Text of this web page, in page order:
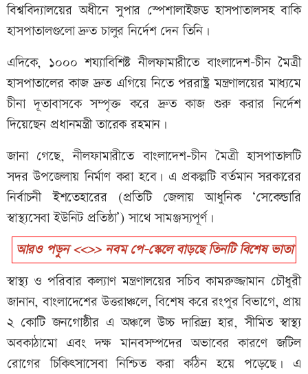
বিশ্ববিদ্যালয়ের অধীনে সুপার স্পেশালাইজড হাসপাতালসহ বাকি
হাসপাতালগুলো দ্রুত চালুর নির্দেশ দেন তিনি।
এদিকে, ১০০০ শয্যাবিশিষ্ট নীলফামারীতে বাংলাদেশ-চীন মৈত্রী
হাসপাতালের কাজ দ্রুত এগিয়ে নিতে পররাষ্ট্র মন্ত্রণালয়ের মাধ্যমে
চীনা দূতাবাসকে সম্পৃক্ত করে দ্রুত কাজ শুরু করার নির্দেশ
দিয়েছেন প্রধানমন্ত্রী তারেক রহমান।
জানা গেছে, নীলফামারীতে বাংলাদেশ-চীন মৈত্রী হাসপাতালটি
সদর উপজেলায় নির্মাণ করা হবে। এ প্রকল্পটি বর্তমান সরকারের
নির্বাচনী ইশতেহারের (প্রতিটি জেলায় আধুনিক ‘সেকেন্ডারি
স্বাস্থ্যসেবা ইউনিট প্রতিষ্ঠা’) সাথে সামঞ্জস্যপূর্ণ।
আরও পড়ুন <<>> নবম পে-স্কেলে বাড়ছে তিনটি বিশেষ ভাতা
স্বাস্থ্য ও পরিবার কল্যাণ মন্ত্রণালয়ের সচিব কামরুজ্জামান চৌধুরী
জানান, বাংলাদেশের উত্তরাঞ্চলে, বিশেষ করে রংপুর বিভাগে, প্রায়
২ কোটি জনগোষ্ঠীর এ অঞ্চলে উচ্চ দারিদ্র্য হার, সীমিত স্বাস্থ্য
অবকাঠামো এবং দক্ষ মানবসম্পদের অভাবের কারণে জটিল
রোগের চিকিৎসাসেবা নিশ্চিত করা কঠিন হয়ে পড়েছে। এ